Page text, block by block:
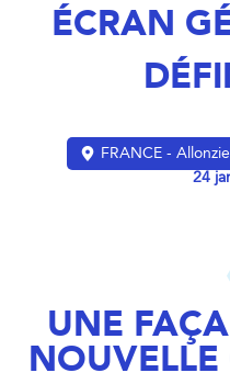
ÉCRAN
FRANCE -
24
UNE